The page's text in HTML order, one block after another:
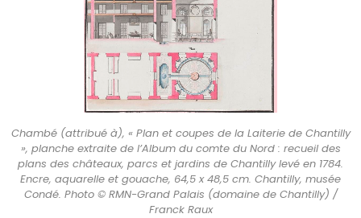
Chambé (attribué à), « Plan et coupes de la Laiterie de Chantilly
», planche extraite de l’Album du comte du Nord : recueil des
plans des châteaux, parcs et jardins de Chantilly levé en 1784.
Encre, aquarelle et gouache, 64,5 x 48,5 cm. Chantilly, musée
Condé. Photo © RMN-Grand Palais (domaine de Chantilly) /
Franck Raux